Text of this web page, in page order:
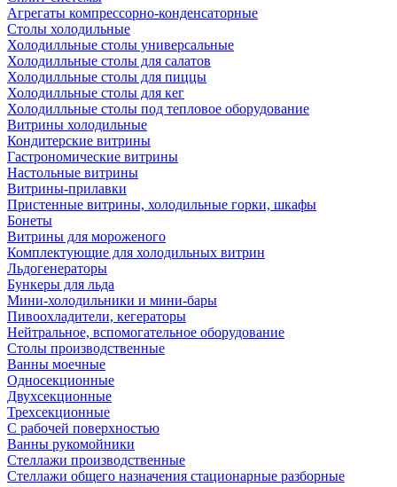
Агрегаты компрессорно-конденсаторные
Столы холодильные
Холодилльные столы универсальные
Холодилльные столы для салатов
Холодилльные столы для пиццы
Холодилльные столы для кег
Холодилльные столы под тепловое оборудование
Витрины холодильные
Кондитерские витрины
Гастрономические витрины
Настольные витрины
Витрины-прилавки
Пристенные витрины, холодильные горки, шкафы
Бонеты
Витрины для мороженого
Комплектующие для холодильных витрин
Льдогенераторы
Бункеры для льда
Мини-холодильники и мини-бары
Пивоохладители, кегераторы
Нейтральное, вспомогательное оборудование
Столы производственные
Ванны моечные
Односекционные
Двухсекционные
Трехсекционные
С рабочей поверхностью
Ванны рукомойники
Стеллажи производственные
Стеллажи общего назначения стационарные разборные